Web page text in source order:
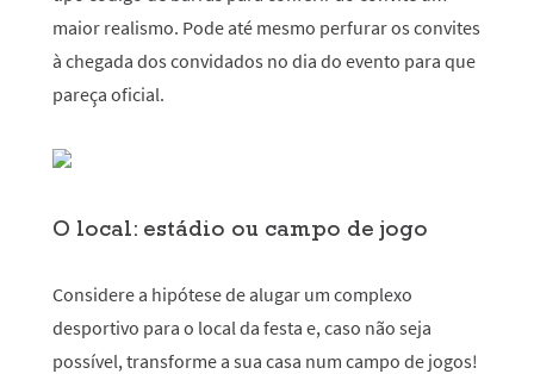
maior realismo. Pode até mesmo perfurar os convites
à chegada dos convidados no dia do evento para que
pareça oficial.
O local: estádio ou campo de jogo
Considere a hipótese de alugar um complexo
desportivo para o local da festa e, caso não seja
possível, transforme a sua casa num campo de jogos!